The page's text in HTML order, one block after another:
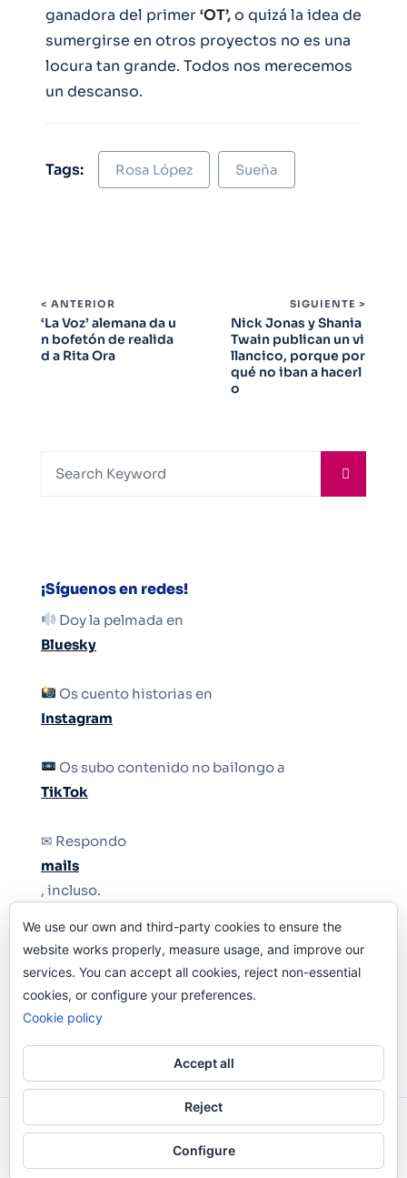
ganadora del primer‘OT’,o quizá la idea de
sumergirse en otros proyectos no es una
locura tan grande. Todos nos merecemos
un descanso.
Tags: Rosa López Sueña
< ANTERIOR
‘La Voz’ alemana da u
n bofetón de realida
d a Rita Ora
SIGUIENTE >
Nick Jonas y Shania
Twain publican un vi
llancico, porque por
qué no iban a hacerl
o
¡Síguenos en redes!
Doy la pelmada en
Bluesky
Os cuento historias en
Instagram
Os subo contenido no bailongo a
TikTok
✉ Respondo
mails
, incluso.
Y si una persona no puede tener teléfono, que
le quiten el teléfono.
Odi O'Malley © 2016-2025. Todos Los Derechos
Reservados.
We use our own and third-party cookies to ensure the
website works properly, measure usage, and improve our
services. You can accept all cookies, reject non-essential
cookies, or configure your preferences.
Cookie policy
Accept all
Reject
Configure